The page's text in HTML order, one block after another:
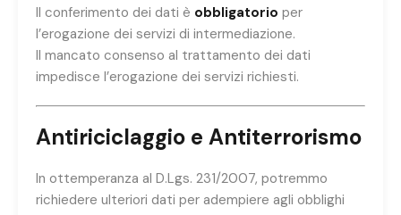
Il conferimento dei dati è obbligatorio per
l’erogazione dei servizi di intermediazione.
Il mancato consenso al trattamento dei dati
impedisce l’erogazione dei servizi richiesti.
Antiriciclaggio e Antiterrorismo
In ottemperanza al D.Lgs. 231/2007, potremmo
richiedere ulteriori dati per adempiere agli obblighi